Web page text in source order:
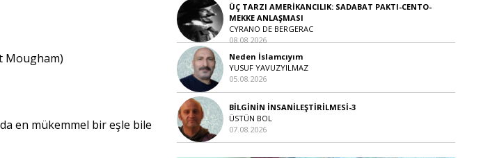
Mougham)
en mükemmel bir eşle bile
ÜÇ TARZI AMERİKANCILIK: SADABAT PAKTI-CENTO-
MEKKE ANLAŞMASI
CYRANO DE BERGERAC
08.08.2026
Neden İslamcıyım
YUSUF YAVUZYILMAZ
05.08.2026
BİLGİNİN İNSANİLEŞTİRİLMESİ-3
ÜSTÜN BOL
07.08.2026